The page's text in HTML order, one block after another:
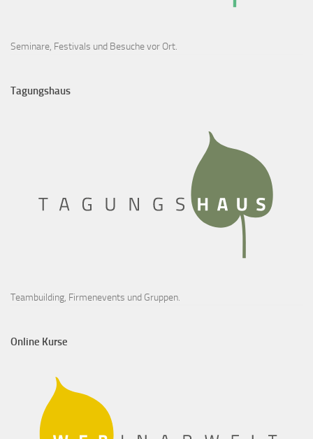
Seminare, Festivals und Besuche vor Ort.
Tagungshaus
Teambuilding, Firmenevents und Gruppen.
Online Kurse